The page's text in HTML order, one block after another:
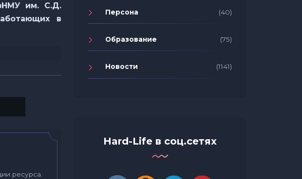
им. С.Д.
в
ресурса.
Персона (40)
Образование (75)
Новости (1141)
Hard-Life в соц.сетях